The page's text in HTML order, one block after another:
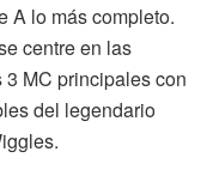
A lo más completo.
centre en las
MC principales con
del legendario